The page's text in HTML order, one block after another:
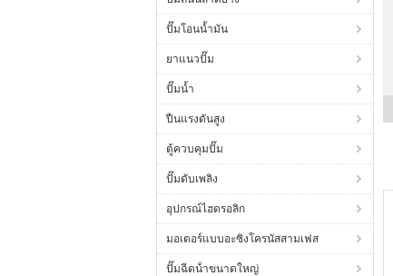
ปั๊มโอนน้ำมัน
ยาแนวปั๊ม
ปั๊มน้ำ
ปืนแรงดันสูง
ตู้ควบคุมปั๊ม
ปั๊มดับเพลิง
อุปกรณ์ไฮดรอลิก
มอเตอร์แบบอะซิงโครนัสสามเฟส
ปั๊มฉีดน้ําขนาดใหญ่